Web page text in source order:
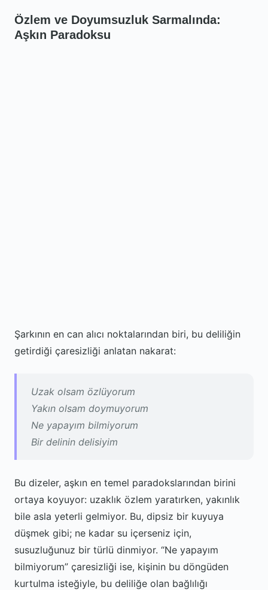
Özlem ve Doyumsuzluk Sarmalında:
Aşkın Paradoksu
Şarkının en can alıcı noktalarından biri, bu deliliğin
getirdiği çaresizliği anlatan nakarat:
Uzak olsam özlüyorum
Yakın olsam doymuyorum
Ne yapayım bilmiyorum
Bir delinin delisiyim
Bu dizeler, aşkın en temel paradokslarından birini
ortaya koyuyor: uzaklık özlem yaratırken, yakınlık
bile asla yeterli gelmiyor. Bu, dipsiz bir kuyuya
düşmek gibi; ne kadar su içerseniz için,
susuzluğunuz bir türlü dinmiyor. “Ne yapayım
bilmiyorum” çaresizliği ise, kişinin bu döngüden
kurtulma isteğiyle, bu deliliğe olan bağlılığı